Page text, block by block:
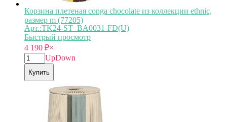
Корзина плетеная conga chocolate из коллекции ethnic,
размер m (77205)
Арт.:TK24-ST_BA0031-FD(U)
Быстрый просмотр
4 190 ₽×
UpDown
Купить